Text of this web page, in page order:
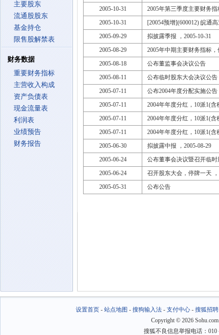
主要股东
流通股股东
基金持仓
限售股解禁表
财务数据
重要财务指标
主营收入构成
资产负债表
现金流量表
利润表
业绩预告
财务报告
2005-10-31
2005年第三季度主要财务
2005-10-31
[20054预增](600012) 皖通
2005-09-29
拟披露季报 ，2005-10-31
2005-08-29
2005年中期主要财务指标
2005-08-18
公布董监事会决议公告
2005-08-11
公布临时股东大会决议公告
2005-07-11
公布2004年度分配实施公告
2005-07-11
2004年年度分红，10派1(含
2005-07-11
2004年年度分红，10派1(含
2005-07-11
2004年年度分红，10派1(含
2005-06-30
拟披露中报 ，2005-08-29
2005-06-24
公布董事会决议暨召开临
2005-06-24
召开股东大会，停牌一天 ，
2005-05-31
公布公告
设置首页- 站点地图 - 搜狗输入法- 支付中心- 搜狐招聘
Copyright © 2026
搜狐不良信息举报电话：010